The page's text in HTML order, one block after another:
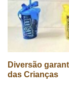
Diversão
das Crianças